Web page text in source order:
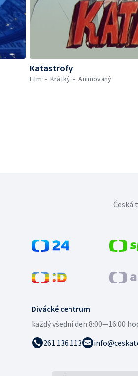
Katastrofy
Film
Krátký Animovaný
Divácké centrum
každý všední den:8:00—16:00
261 136 113
Česká